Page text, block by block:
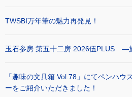
TWSBI万年筆の魅力再発見！
玉石参房 第五十二房 2026伍PLUS
「趣味の文具箱 Vol.78」にてペンハウ
ーをご紹介いただきました！